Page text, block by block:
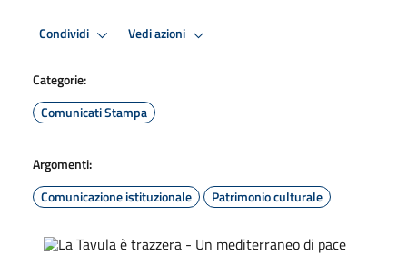
Condividi Vedi azioni
Categorie:
Comunicati Stampa
Argomenti:
Comunicazione istituzionale
Patrimonio culturale